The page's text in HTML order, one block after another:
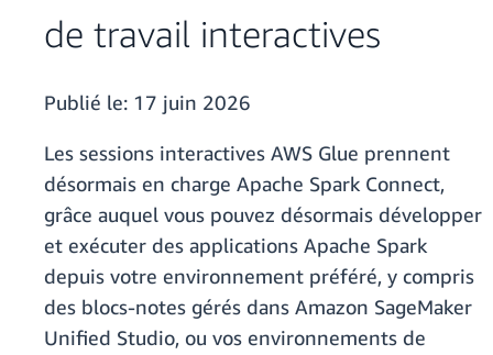
de travail interactives
Publié le: 17 juin 2026
Les sessions interactives AWS Glue prennent
désormais en charge Apache Spark Connect,
grâce auquel vous pouvez désormais développer
et exécuter des applications Apache Spark
depuis votre environnement préféré, y compris
des blocs-notes gérés dans Amazon SageMaker
Unified Studio, ou vos environnements de